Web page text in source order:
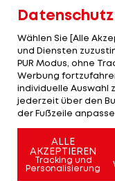
Datenschutz
Wählen Sie [Alle
und Diensten
PUR Modus, ohne
Werbung
individuelle Auswahl
jederzeit über den
der Fußzeile
ALLE
AKZEPTIEREN
Tracking und
Personalisierung